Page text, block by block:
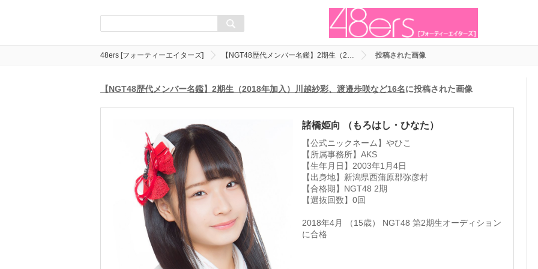
48ers [フォーティーエイターズ] 【NGT48歴代メンバー名鑑】2期生（2… 投稿された画像
【NGT48歴代メンバー名鑑】2期生（2018年加入）川越紗彩、渡邉歩咲など16名に投稿された画像
諸橋姫向 （もろはし・ひなた）
【公式ニックネーム】やひこ
【所属事務所】AKS
【生年月日】2003年1月4日
【出身地】新潟県西蒲原郡弥彦村
【合格期】NGT48 2期
【選抜回数】0回
2018年4月 （15歳） NGT48 第2期生オーディション
に合格